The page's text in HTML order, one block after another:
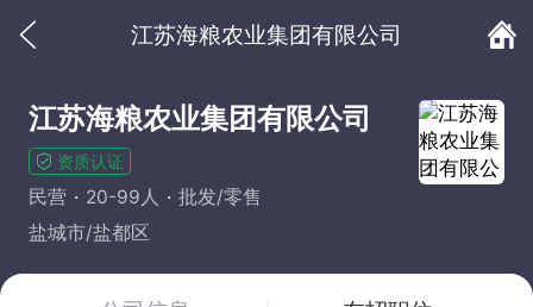
江苏海粮农业集团有限公司
江苏海粮农业集团有限公司
资质认证
民营 20-99人
批发/零售
盐城市/盐都区